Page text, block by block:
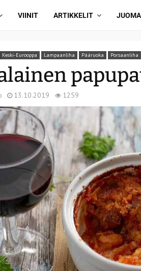
VIINIT ARTIKKELIT
Keski-Eurooppa Lampaanliha Pääruoka Porsaanliha
13.10.2019 1259